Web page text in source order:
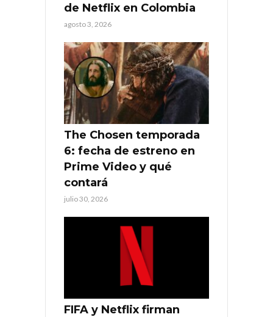
de Netflix en Colombia
agosto 3, 2026
The Chosen temporada
6: fecha de estreno en
Prime Video y qué
contará
julio 30, 2026
FIFA y Netflix firman